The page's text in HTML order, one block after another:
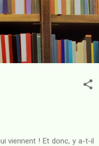
viennent ! Et donc, y a-t-il